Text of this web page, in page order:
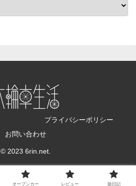
プライバシーポリシー
お問い合わせ
© 2023 6rin.net.
オープンカー レビュー 旅日記